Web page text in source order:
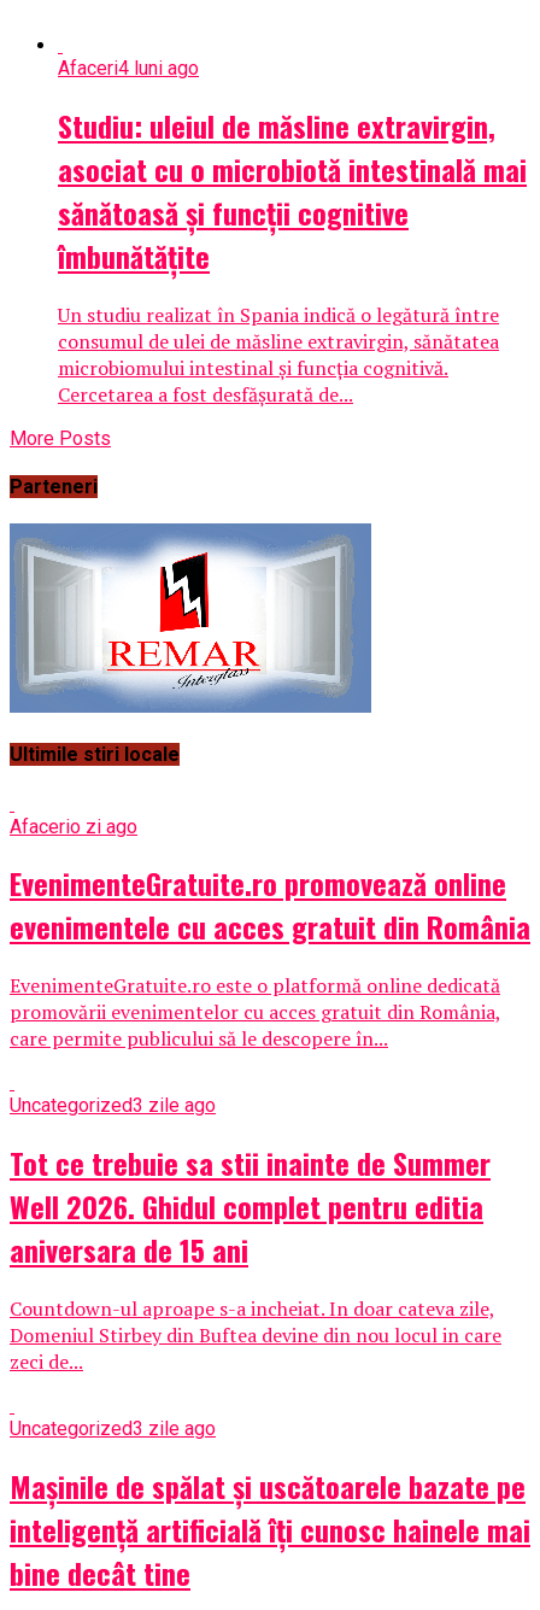
Afaceri4 luni ago
Studiu: uleiul de măsline extravirgin,
asociat cu o microbiotă intestinală mai
sănătoasă și funcții cognitive
îmbunătățite
Un studiu realizat în Spania indică o legătură între
consumul de ulei de măsline extravirgin, sănătatea
microbiomului intestinal și funcția cognitivă.
Cercetarea a fost desfășurată de...
More Posts
Parteneri
Ultimile stiri locale
Afacerio zi ago
EvenimenteGratuite.ro promovează online
evenimentele cu acces gratuit din România
EvenimenteGratuite.ro este o platformă online dedicată
promovării evenimentelor cu acces gratuit din România,
care permite publicului să le descopere în...
Uncategorized3 zile ago
Tot ce trebuie sa stii inainte de Summer
Well 2026. Ghidul complet pentru editia
aniversara de 15 ani
Countdown-ul aproape s-a incheiat. In doar cateva zile,
Domeniul Stirbey din Buftea devine din nou locul in care
zeci de...
Uncategorized3 zile ago
Mașinile de spălat și uscătoarele bazate pe
inteligență artificială îți cunosc hainele mai
bine decât tine